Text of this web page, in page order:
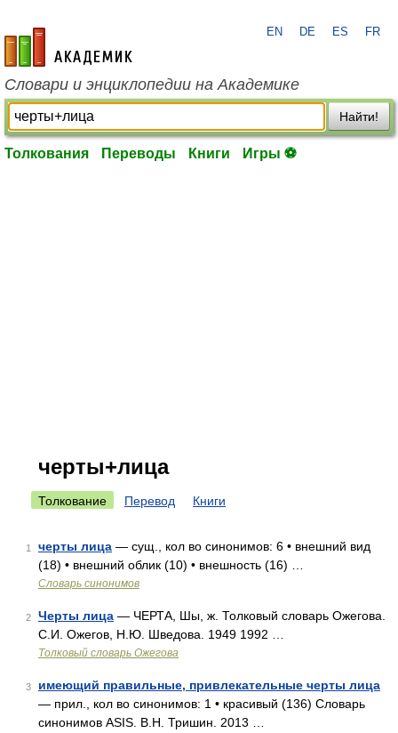
academic.ru
EN DE ES FR
Словари и энциклопедии на Академике
Найти!
Толкования Переводы Книги Игры ⚽
черты+лица
Толкование Перевод Книги
1 черты лица — сущ., кол во синонимов: 6 • внешний вид
(18) • внешний облик (10) • внешность (16) …
Словарь синонимов
2 Черты лица — ЧЕРТА, Шы, ж. Толковый словарь Ожегова.
С.И. Ожегов, Н.Ю. Шведова. 1949 1992 …
Толковый словарь Ожегова
3
имеющий правильные, привлекательные черты лица
— прил., кол во синонимов: 1 • красивый (136) Словарь
синонимов ASIS. В.Н. Тришин. 2013 …